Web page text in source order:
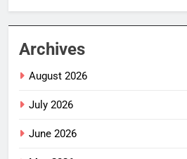
Archives
August 2026
July 2026
June 2026